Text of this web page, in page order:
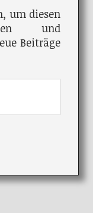
um diesen
und
Beiträge